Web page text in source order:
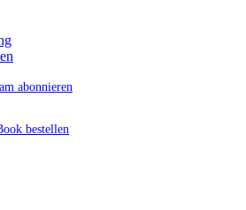
abonnieren
bestellen